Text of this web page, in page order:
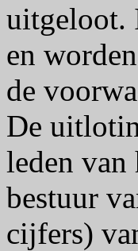
uitgeloot.
en
de
De
leden van
bestuur
cijfers)